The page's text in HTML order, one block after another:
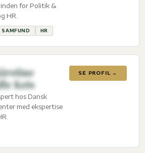
for Politik &
HR.
SAMFUND HR
Keis
hos Dansk
med ekspertise
SE PROFIL →